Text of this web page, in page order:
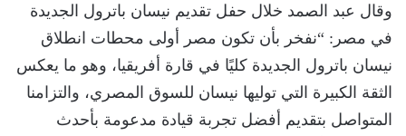
وقال عبد الصمد خلال حفل تقديم نيسان باترول الجديدة
في مصر: “نفخر بأن تكون مصر أولى محطات انطلاق
نيسان باترول الجديدة كليًا في قارة أفريقيا، وهو ما يعكس
الثقة الكبيرة التي توليها نيسان للسوق المصري، والتزامنا
المتواصل بتقديم أفضل تجربة قيادة مدعومة بأحدث